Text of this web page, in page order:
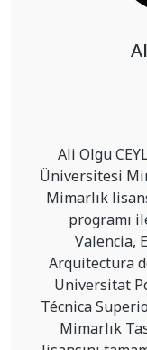
Ali Olgu
Üniversitesi
Mimarlık
programı
Valencia,
Arquitectura
Universitat
Técnica
Mimarlık